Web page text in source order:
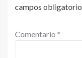
campos
Comentario *